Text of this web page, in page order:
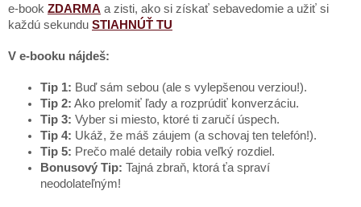
e-book ZDARMA a zisti, ako si získať sebavedomie a užiť si
každú sekundu STIAHNÚŤ TU
V e-booku nájdeš:
Tip 1: Buď sám sebou (ale s vylepšenou verziou!).
Tip 2: Ako prelomiť ľady a rozprúdiť konverzáciu.
Tip 3: Vyber si miesto, ktoré ti zaručí úspech.
Tip 4: Ukáž, že máš záujem (a schovaj ten telefón!).
Tip 5: Prečo malé detaily robia veľký rozdiel.
Bonusový Tip: Tajná zbraň, ktorá ťa spraví
neodolateľným!